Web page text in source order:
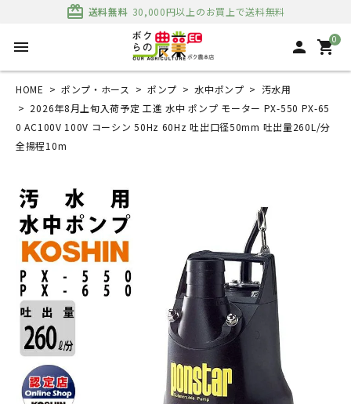
card_giftcard 送料無料 30,000円以上のお買上で送料無料
menu person 0
shopping_cart
HOME ポンプ・ホース ポンプ 水中ポンプ
汚水用
2026年8月上旬入荷予定 工進 水中 ポンプ モーター PX-550 PX-65
0 AC100V 100V コーシン 50Hz 60Hz 吐出口径50mm 吐出量260L/分
全揚程10m